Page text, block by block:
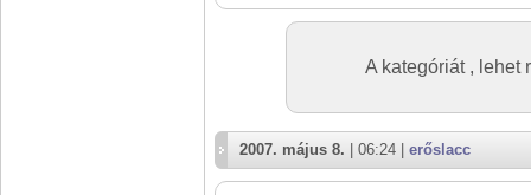
A kategóriát , lehet
2007. május 8. | 06:24 | erőslacc